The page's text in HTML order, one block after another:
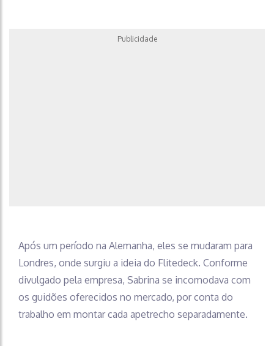
Publicidade
Após um período na Alemanha, eles se mudaram para
Londres, onde surgiu a ideia do Flitedeck. Conforme
divulgado pela empresa, Sabrina se incomodava com
os guidões oferecidos no mercado, por conta do
trabalho em montar cada apetrecho separadamente.